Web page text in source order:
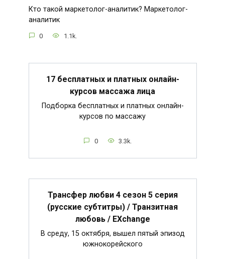
Кто такой маркетолог-аналитик? Маркетолог-
аналитик
0 1.1k.
17 бесплатных и платных онлайн-
курсов массажа лица
Подборка бесплатных и платных онлайн-
курсов по массажу
0 3.3k.
Трансфер любви 4 сезон 5 серия
(русские субтитры) / Транзитная
любовь / EXchange
В среду, 15 октября, вышел пятый эпизод
южнокорейского